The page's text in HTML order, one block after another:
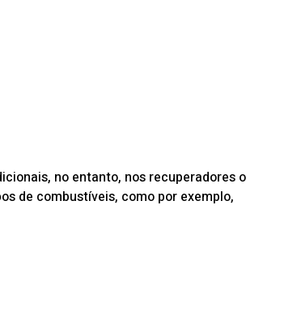
no entanto, nos recuperadores o
de combustíveis, como por exemplo,